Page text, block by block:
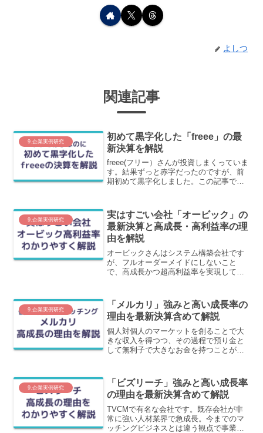
よしつ
関連記事
9.企業実例研究
初めて黒字化した「freee」の最
新決算を解説
freee(フリー）さんが投資しまくっていま
す。結果ずっと赤字だったのですが、前
期初めて黒字化しました。この記事で
9.企業実例研究
実はすごい会社「オービック」の
最新決算と高成長・高利益率の理
由を解説
オービックさんはシステム構築会社です
が、フルオーダーメイドにしないこと
で、高成長かつ超高利益率を実現してい
す。この理由をわかりやすく解説しま
す。
9.企業実例研究
「メルカリ」強みと高い成長率の
理由を最新決算含めて解説
個人対個人のマーケットを創ることで大
きな収入を得つつ、その過程で預り金と
して無利子で大きなお金を持つことがで
ます。
9.企業実例研究
「ビズリーチ」強みと高い成長率
の理由を最新決算含めて解説
TVCMで有名な会社です。既存会社が非
常に強い人材業界で急成長。今までのマ
ッチングビジネスとは違う観点で事業運